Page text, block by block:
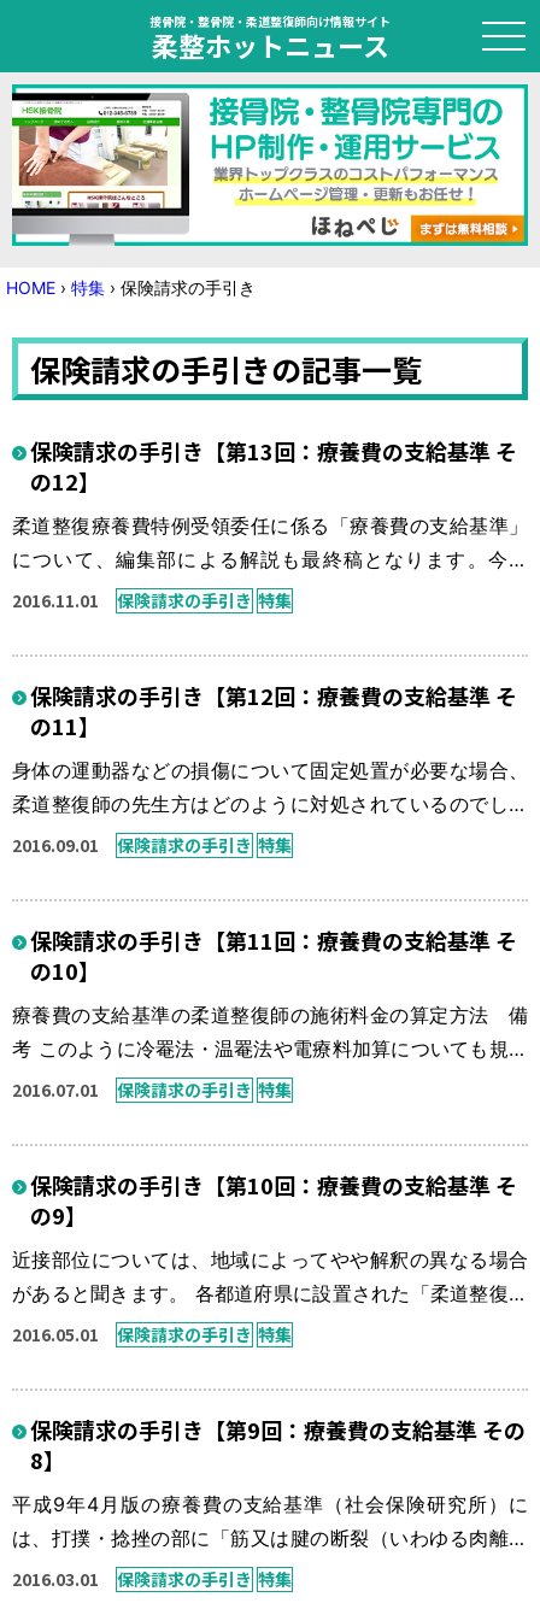
接骨院・整骨院・柔道整復師向け情報サイト
柔整ホットニュース
HOME
トピック
ニュース
特集
国家試験対策
学会・セミナー情報
プライバシーポリシー
お問い合わせ
HOME › 特集 › 保険請求の手引き
保険請求の手引きの記事一覧
保険請求の手引き【第13回：療養費の支給基準 そ
の12】
柔道整復療養費特例受領委任に係る「療養費の支給基準」
について、編集部による解説も最終稿となります。今回
は、特に柔道整復師の先生方にとって最重要記録と称して
見られる一部負担金について記述いたしますが、読者の皆
様はどのように位置づけされ、実行されているでしょう
か。 第6 施術録について 医科ではカルテ（独語）と呼
び、診療記簿として様々な患者記録が記載 […]
2016.11.01 保険請求の手引き 特集
保険請求の手引き【第12回：療養費の支給基準 そ
の11】
身体の運動器などの損傷について固定処置が必要な場合、
柔道整復師の先生方はどのように対処されているのでしょ
うか？ 骨折や脱臼の損傷をされた患者が、或いは捻挫や
定された様子を見る機会は少なくなりました。 上肢を敬礼
するような形で固定されていたり、スキー場では脚を包帯
で包まれ松葉杖歩行されている方が当たり前のように見ら
れものです。いつの間にか骨折などは […]
2016.09.01 保険請求の手引き 特集
保険請求の手引き【第11回：療養費の支給基準 そ
の10】
療養費の支給基準の柔道整復師の施術料金の算定方法 備
考 このように冷罨法・温罨法や電療料加算についても規定
が定められています。後療に併施して行われた温罨法や電
温罨法料や電療料の加算は、あくまでも後療に併施した場
合に温罨法料のみの加算や、電療料のみの加算、或いは温
罨法料・電療料の加算が認められることになっています。
後療が実施されていない場合には […]
2016.07.01 保険請求の手引き 特集
保険請求の手引き【第10回：療養費の支給基準 そ
の9】
近接部位については、地域によってやや解釈の異なる場合
があると聞きます。 各都道府県に設置された「柔道整復療
養費審査委員会」における取扱いが異なる、いわゆるロー
消もさることながら、全国的に統一された審査基準構築の
ためにも、柔道整復療養費審査委員会設置規定も十分な見
直しを期待したいところです。 4 その他の事項 (1) 近接部
位の算定方法 ① 手関節 […]
2016.05.01 保険請求の手引き 特集
保険請求の手引き【第9回：療養費の支給基準 その
8】
平成9年4月版の療養費の支給基準（社会保険研究所）に
は、打撲・捻挫の部に「筋又は腱の断裂（いわゆる肉離れ
をいい、挫傷を伴う場合もある。）については、打撲の部
2016.03.01 保険請求の手引き 特集